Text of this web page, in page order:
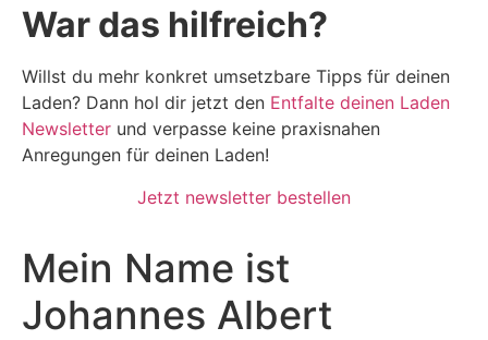
War das hilfreich?
Willst du mehr konkret umsetzbare Tipps für deinen
Laden? Dann hol dir jetzt den Entfalte deinen Laden
Newsletter und verpasse keine praxisnahen
Anregungen für deinen Laden!
Jetzt newsletter bestellen
Mein Name ist
Johannes Albert